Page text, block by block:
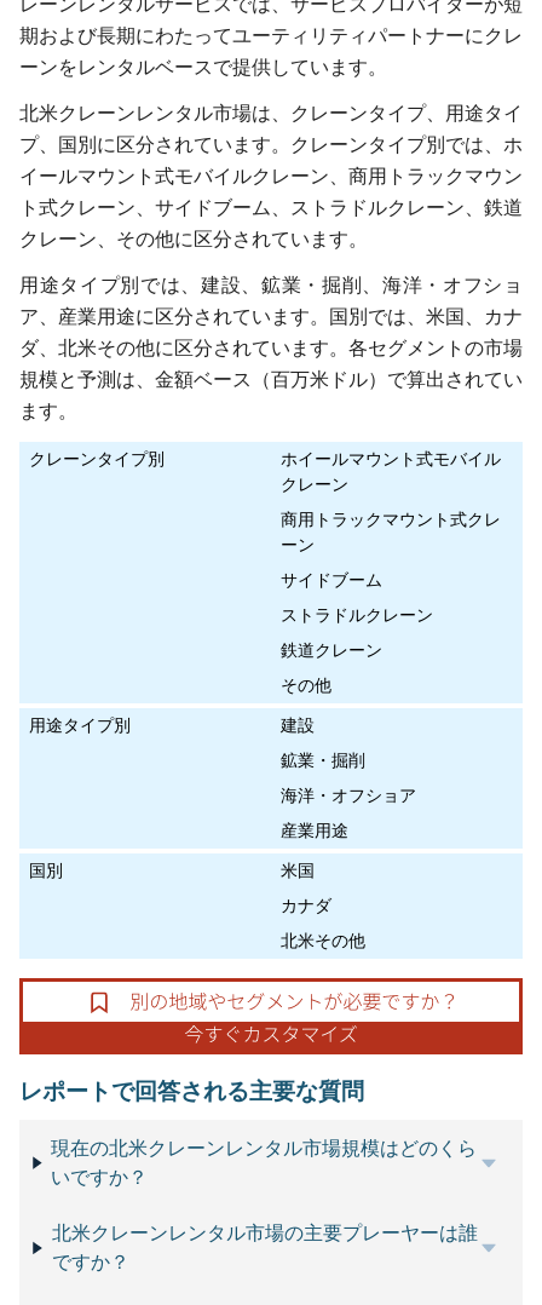
期および長期にわたってユーティリティパートナーにクレ
ーンをレンタルベースで提供しています。
北米クレーンレンタル市場は、クレーンタイプ、用途タイ
プ、国別に区分されています。クレーンタイプ別では、ホ
イールマウント式モバイルクレーン、商用トラックマウン
ト式クレーン、サイドブーム、ストラドルクレーン、鉄道
クレーン、その他に区分されています。
用途タイプ別では、建設、鉱業・掘削、海洋・オフショ
ア、産業用途に区分されています。国別では、米国、カナ
ダ、北米その他に区分されています。各セグメントの市場
規模と予測は、金額ベース（百万米ドル）で算出されてい
ます。
クレーンタイプ別
ホイールマウント式モバイル
クレーン
商用トラックマウント式クレ
ーン
サイドブーム
ストラドルクレーン
鉄道クレーン
その他
用途タイプ別
建設
鉱業・掘削
海洋・オフショア
産業用途
国別
米国
カナダ
北米その他
レポートで回答される主要な質問
現在の北米クレーンレンタル市場規模はどのくら
いですか？
北米クレーンレンタル市場の主要プレーヤーは誰
ですか？